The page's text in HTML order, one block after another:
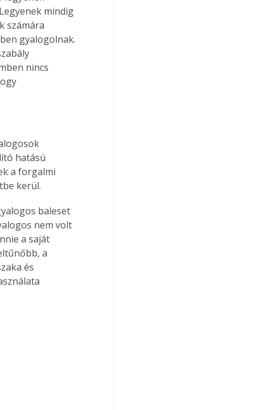
mindig
számára
gyalogolnak.
nincs
hatású
a forgalmi
kerül.
baleset
nem volt
a saját
a
és